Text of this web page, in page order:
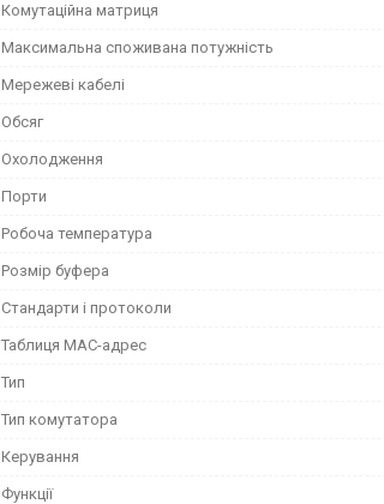
Комутаційна матриця
Максимальна споживана потужність
Мережеві кабелі
Обсяг
Охолодження
Порти
Робоча температура
Розмір буфера
Стандарти і протоколи
Таблиця MAC-адрес
Тип
Тип комутатора
Керування
Функції